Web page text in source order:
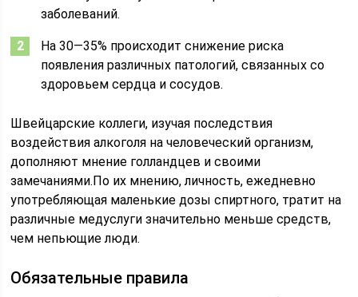
заболеваний.
На 30—35% происходит снижение риска
появления различных патологий, связанных со
здоровьем сердца и сосудов.
Швейцарские коллеги, изучая последствия
воздействия алкоголя на человеческий организм,
дополняют мнение голландцев и своими
замечаниями.По их мнению, личность, ежедневно
употребляющая маленькие дозы спиртного, тратит на
различные медуслуги значительно меньше средств,
чем непьющие люди.
Обязательные правила